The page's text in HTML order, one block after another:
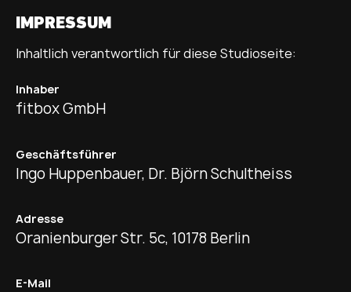
IMPRESSUM
Inhaltlich verantwortlich für diese Studioseite:
Inhaber
fitbox GmbH
Geschäftsführer
Ingo Huppenbauer, Dr. Björn Schultheiss
Adresse
Oranienburger Str. 5c, 10178 Berlin
E-Mail